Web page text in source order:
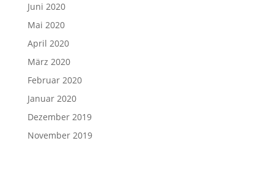
Juni 2020
Mai 2020
April 2020
März 2020
Februar 2020
Januar 2020
Dezember 2019
November 2019